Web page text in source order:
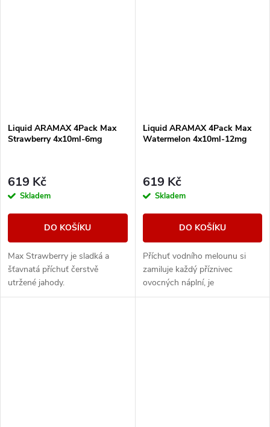
Liquid ARAMAX 4Pack Max
Strawberry 4x10ml-6mg
619 Kč
Skladem
DO KOŠÍKU
Max Strawberry je sladká a
šťavnatá příchuť čerstvě
utržené jahody.
Liquid ARAMAX 4Pack Max
Watermelon 4x10ml-12mg
619 Kč
Skladem
DO KOŠÍKU
Příchuť vodního melounu si
zamiluje každý příznivec
ovocných náplní, je
charakteristický svou svěžestí.